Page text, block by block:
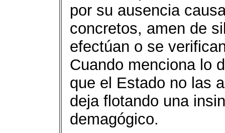
por su ausencia
concretos, amen de
efectúan o se
Cuando menciona lo
que el Estado no las
deja flotando una
demagógico.